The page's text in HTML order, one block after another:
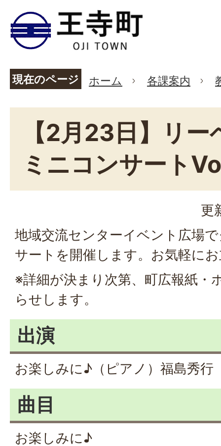
現在のページ ホーム 各課案内
【2月23日】リ
ミニコンサート
更
地域交流センターイベント広場
サートを開催します。お気軽に
※詳細が決まり次第、町広報紙・
らせします。
出演
お楽しみに♪（ピアノ）福島秀行
曲目
お楽しみに♪